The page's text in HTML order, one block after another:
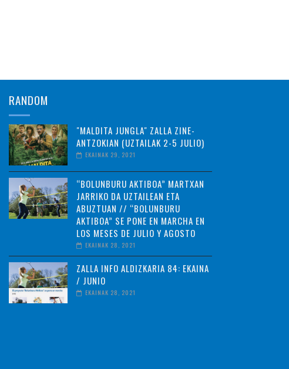
RANDOM
"MALDITA JUNGLA" ZALLA ZINE-
ANTZOKIAN (UZTAILAK 2-5 JULIO)
EKAINAK 29, 2021
“BOLUNBURU AKTIBOA” MARTXAN
JARRIKO DA UZTAILEAN ETA
ABUZTUAN // “BOLUNBURU
AKTIBOA” SE PONE EN MARCHA EN
LOS MESES DE JULIO Y AGOSTO
EKAINAK 28, 2021
ZALLA INFO ALDIZKARIA 84: EKAINA
/ JUNIO
EKAINAK 28, 2021